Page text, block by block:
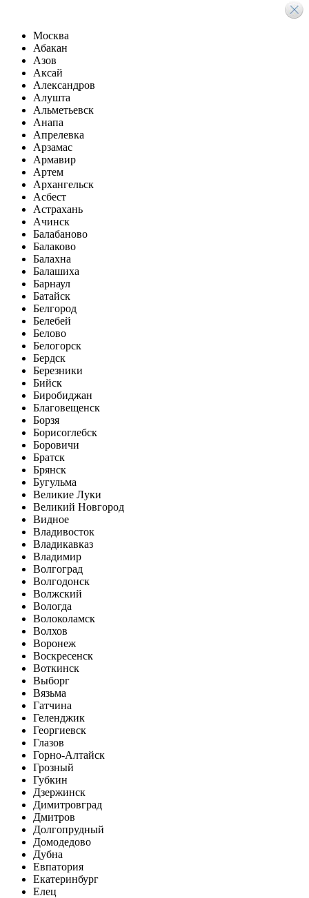
Москва
Абакан
Азов
Аксай
Александров
Алушта
Альметьевск
Анапа
Апрелевка
Арзамас
Армавир
Артем
Архангельск
Асбест
Астрахань
Ачинск
Балабаново
Балаково
Балахна
Балашиха
Барнаул
Батайск
Белгород
Белебей
Белово
Белогорск
Бердск
Березники
Бийск
Биробиджан
Благовещенск
Борзя
Борисоглебск
Боровичи
Братск
Брянск
Бугульма
Великие Луки
Великий Новгород
Видное
Владивосток
Владикавказ
Владимир
Волгоград
Волгодонск
Волжский
Вологда
Волоколамск
Волхов
Воронеж
Воскресенск
Воткинск
Выборг
Вязьма
Гатчина
Геленджик
Георгиевск
Глазов
Горно-Алтайск
Грозный
Губкин
Дзержинск
Димитровград
Дмитров
Долгопрудный
Домодедово
Дубна
Евпатория
Екатеринбург
Елец